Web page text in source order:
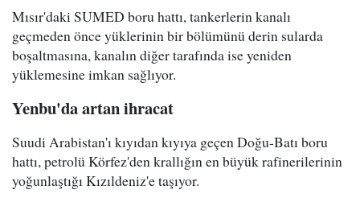
Mısır'daki SUMED boru hattı, tankerlerin kanalı
geçmeden önce yüklerinin bir bölümünü derin sularda
boşaltmasına, kanalın diğer tarafında ise yeniden
yüklemesine imkan sağlıyor.
Yenbu'da artan ihracat
Suudi Arabistan'ı kıyıdan kıyıya geçen Doğu-Batı boru
hattı, petrolü Körfez'den krallığın en büyük rafinerilerinin
yoğunlaştığı Kızıldeniz'e taşıyor.